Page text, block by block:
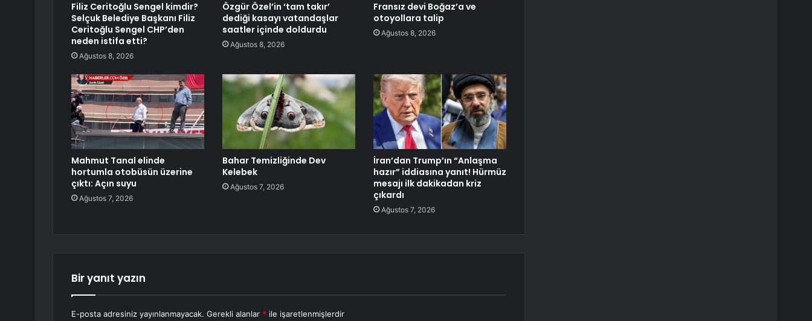
Filiz Ceritoğlu Sengel kimdir?
Selçuk Belediye Başkanı Filiz
Ceritoğlu Sengel CHP’den
neden istifa etti?
Ağustos 8, 2026
Özgür Özel’in ‘tam takır’
dediği kasayı vatandaşlar
saatler içinde doldurdu
Ağustos 8, 2026
Fransız devi Boğaz’a ve
otoyollara talip
Ağustos 8, 2026
Mahmut Tanal elinde
hortumla otobüsün üzerine
çıktı: Açın suyu
Ağustos 7, 2026
Bahar Temizliğinde Dev
Kelebek
Ağustos 7, 2026
İran’dan Trump’ın “Anlaşma
hazır” iddiasına yanıt! Hürmüz
mesajı ilk dakikadan kriz
çıkardı
Ağustos 7, 2026
Bir yanıt yazın
E-posta adresiniz yayınlanmayacak. Gerekli alanlar * ile işaretlenmişlerdir